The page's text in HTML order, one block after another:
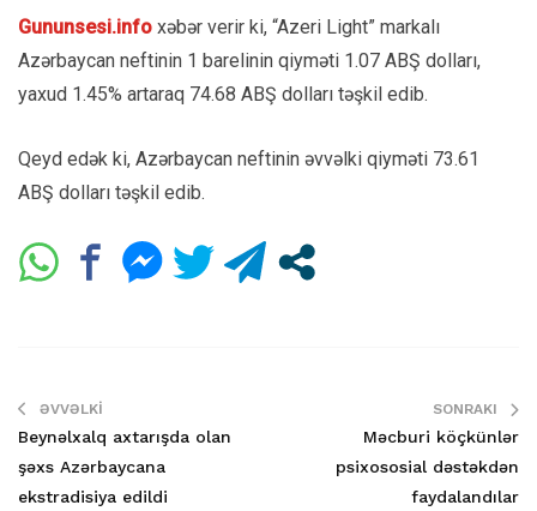
Gununsesi.info xəbər verir ki, “Azeri Light” markalı
Azərbaycan neftinin 1 barelinin qiyməti 1.07 ABŞ dolları,
yaxud 1.45% artaraq 74.68 ABŞ dolları təşkil edib.
Qeyd edək ki, Azərbaycan neftinin əvvəlki qiyməti 73.61
ABŞ dolları təşkil edib.
ƏVVƏLKI
Beynəlxalq axtarışda olan
şəxs Azərbaycana
ekstradisiya edildi
SONRAKI
Məcburi köçkünlər
psixososial dəstəkdən
faydalandılar